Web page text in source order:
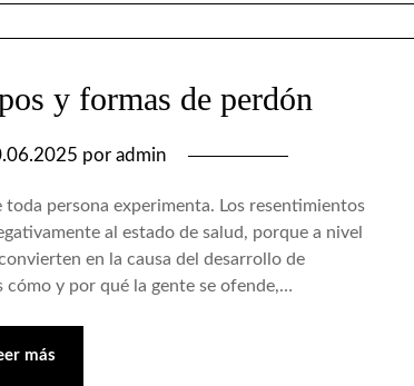
y formas de perdón
por admin
persona experimenta. Los resentimientos
al estado de salud, porque a nivel
en la causa del desarrollo de
cómo y por qué la gente se ofende,…
más